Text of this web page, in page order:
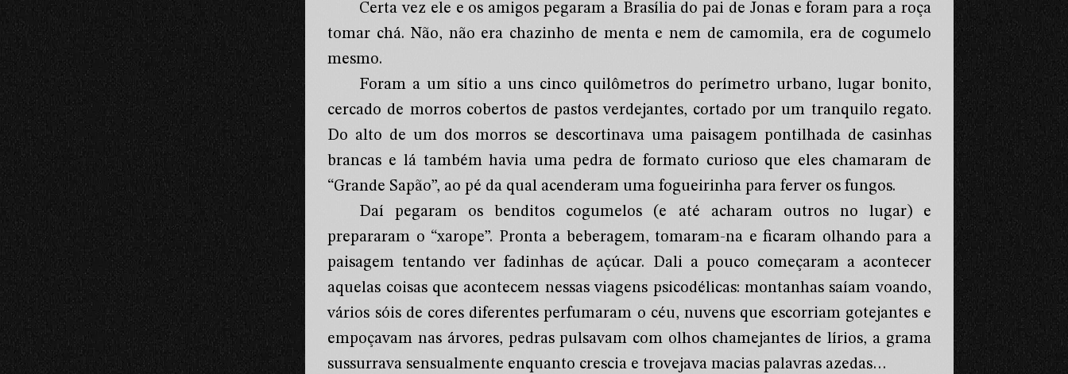
Certa vez ele e os amigos pegaram a Brasília do pai de Jonas e foram para a roça
tomar chá. Não, não era chazinho de menta e nem de camomila, era de cogumelo
mesmo.
Foram a um sítio a uns cinco quilômetros do perímetro urbano, lugar bonito,
cercado de morros cobertos de pastos verdejantes, cortado por um tranquilo regato.
Do alto de um dos morros se descortinava uma paisagem pontilhada de casinhas
brancas e lá também havia uma pedra de formato curioso que eles chamaram de
“Grande Sapão”, ao pé da qual acenderam uma fogueirinha para ferver os fungos.
Daí pegaram os benditos cogumelos (e até acharam outros no lugar) e
prepararam o “xarope”. Pronta a beberagem, tomaram-na e ficaram olhando para a
paisagem tentando ver fadinhas de açúcar. Dali a pouco começaram a acontecer
aquelas coisas que acontecem nessas viagens psicodélicas: montanhas saíam voando,
vários sóis de cores diferentes perfumaram o céu, nuvens que escorriam gotejantes e
empoçavam nas árvores, pedras pulsavam com olhos chamejantes de lírios, a grama
sussurrava sensualmente enquanto crescia e trovejava macias palavras azedas…